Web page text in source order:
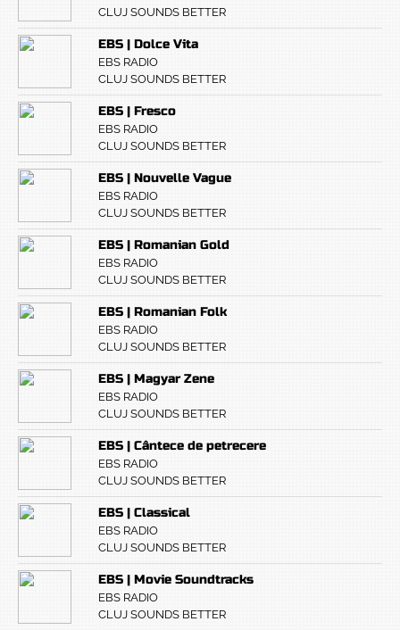
CLUJ SOUNDS BETTER
EBS | Dolce Vita
EBS RADIO
CLUJ SOUNDS BETTER
EBS | Fresco
EBS RADIO
CLUJ SOUNDS BETTER
EBS | Nouvelle Vague
EBS RADIO
CLUJ SOUNDS BETTER
EBS | Romanian Gold
EBS RADIO
CLUJ SOUNDS BETTER
EBS | Romanian Folk
EBS RADIO
CLUJ SOUNDS BETTER
EBS | Magyar Zene
EBS RADIO
CLUJ SOUNDS BETTER
EBS | Cântece de petrecere
EBS RADIO
CLUJ SOUNDS BETTER
EBS | Classical
EBS RADIO
CLUJ SOUNDS BETTER
EBS | Movie Soundtracks
EBS RADIO
CLUJ SOUNDS BETTER